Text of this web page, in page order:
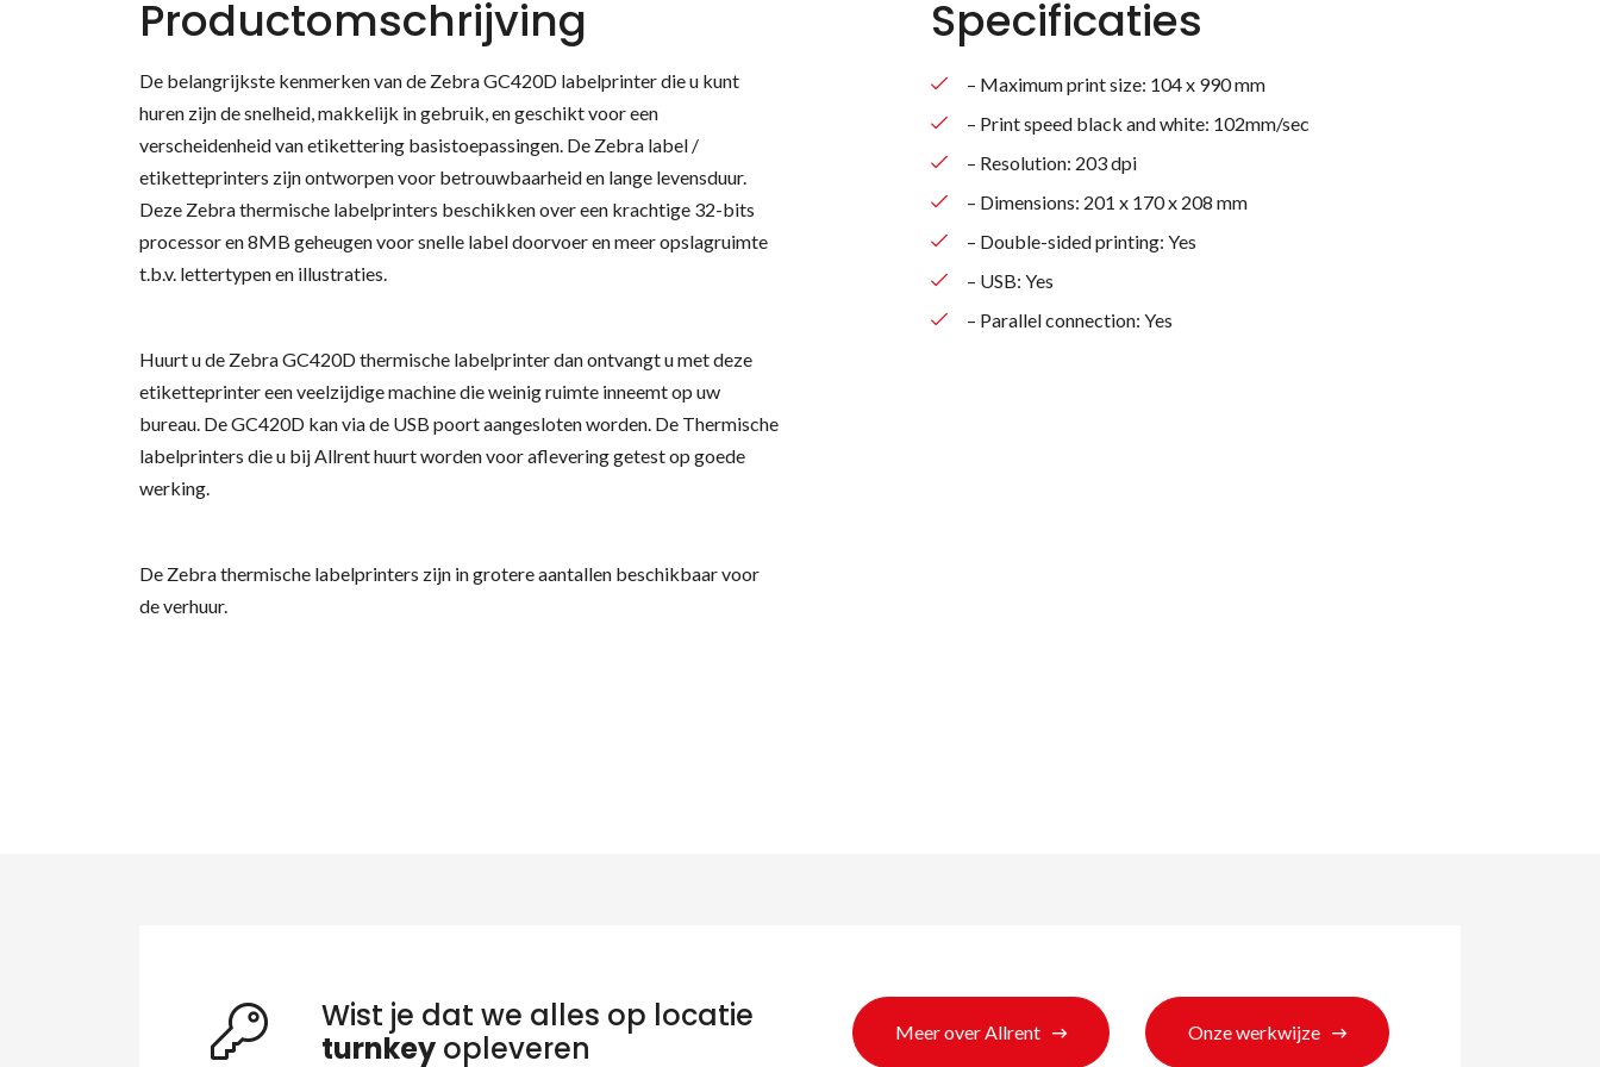
Productomschrijving
De belangrijkste kenmerken van de Zebra GC420D labelprinter die u kunt
huren zijn de snelheid, makkelijk in gebruik, en geschikt voor een
verscheidenheid van etikettering basistoepassingen. De Zebra label /
etiketteprinters zijn ontworpen voor betrouwbaarheid en lange levensduur.
Deze Zebra thermische labelprinters beschikken over een krachtige 32-bits
processor en 8MB geheugen voor snelle label doorvoer en meer opslagruimte
t.b.v. lettertypen en illustraties.
Huurt u de Zebra GC420D thermische labelprinter dan ontvangt u met deze
etiketteprinter een veelzijdige machine die weinig ruimte inneemt op uw
bureau. De GC420D kan via de USB poort aangesloten worden. De Thermische
labelprinters die u bij Allrent huurt worden voor aflevering getest op goede
werking.
De Zebra thermische labelprinters zijn in grotere aantallen beschikbaar voor
de verhuur.
Specificaties
– Maximum print size: 104 x 990 mm
– Print speed black and white: 102mm/sec
– Resolution: 203 dpi
– Dimensions: 201 x 170 x 208 mm
– Double-sided printing: Yes
– USB: Yes
– Parallel connection: Yes
Wist je dat we alles op locatie
turnkey opleveren Meer over Allrent Onze werkwijze
Zoeken naar producten